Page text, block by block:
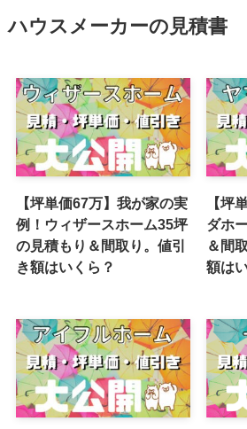
ハウスメーカーの見積書
【坪単価67万】我が家の実
例！ウィザースホーム35坪
の見積もり＆間取り。値引
き額はいくら？
【坪
ダホ
＆間
額は